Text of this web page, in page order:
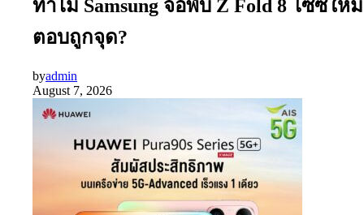
ทำไม Samsung จอพับ Z Fold 8 ไซซ์ใหม่
ตอบถูกจุด?
byadmin
August 7, 2026